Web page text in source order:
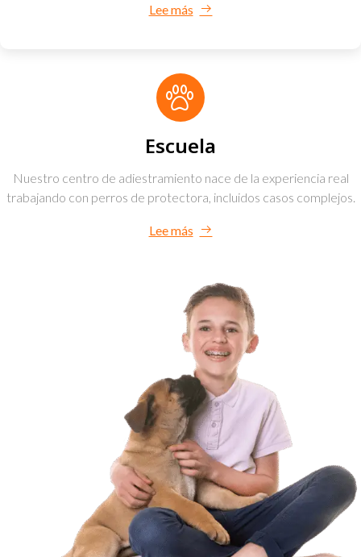
Lee más
Escuela
Nuestro centro de adiestramiento nace de la experiencia real
trabajando con perros de protectora, incluidos casos complejos.
Lee más